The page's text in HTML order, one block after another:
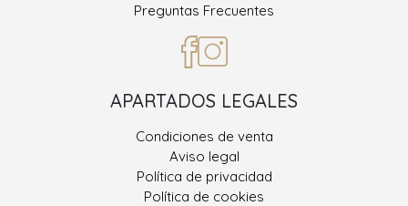
Preguntas Frecuentes
APARTADOS LEGALES
Condiciones de venta
Aviso legal
Política de privacidad
Política de cookies